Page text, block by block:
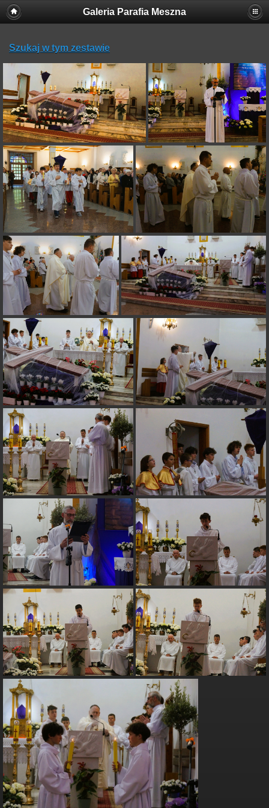
Galeria Parafia Meszna
Szukaj w tym zestawie